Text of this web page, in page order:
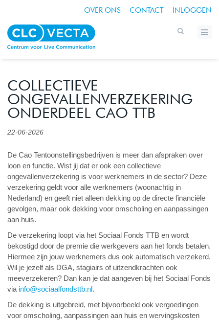
OVER ONS CONTACT INLOGGEN
COLLECTIEVE
ONGEVALLENVERZEKERING
ONDERDEEL CAO TTB
22-06-2026
De Cao Tentoonstellingsbedrijven is meer dan afspraken over
loon en functie. Wist jij dat er ook een collectieve
ongevallenverzekering is voor werknemers in de sector? Deze
verzekering geldt voor alle werknemers (woonachtig in
Nederland) en geeft niet alleen dekking op de directe financiële
gevolgen, maar ook dekking voor omscholing en aanpassingen
aan huis.
De verzekering loopt via het Sociaal Fonds TTB en wordt
bekostigd door de premie die werkgevers aan het fonds betalen.
Hiermee zijn jouw werknemers dus ook automatisch verzekerd.
Wil je jezelf als DGA, stagiairs of uitzendkrachten ook
meeverzekeren? Dan kan je dat aangeven bij het Sociaal Fonds
via info@sociaalfondsttb.nl.
De dekking is uitgebreid, met bijvoorbeeld ook vergoedingen
voor omscholing, aanpassingen aan huis en wervingskosten